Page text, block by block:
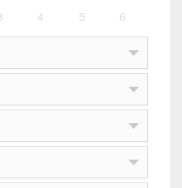
4 5 6